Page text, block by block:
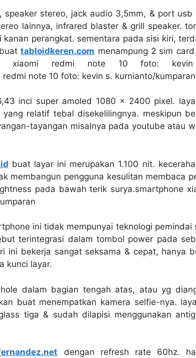
stereo, jack audio 3,5mm, & port usb
lainnya, infrared blaster & grill speaker.
perangkat. sementara pada sisi kiri,
buattabloidkeren.com menampung 2 sim
xiaomi redmi note 10 foto:
note 10 foto: kevin s. kurnianto/kumparan
inci super amoled 1080 x 2400 pixel.
relatif tebal disekelilingnya. meskipun
tayangan misalnya pada youtube atau
buat layar ini merupakan 1.100 nit.
membangun pengguna kesulitan membaca
pada bawah terik surya.smartphone
ini tidak mempunyai teknologi pemindai
terintegrasi dalam tombol power pada
ini bekerja sangat seksama & cepat, hanya
kunci layar.
dalam bagian tengah atas, atau yg
buat menempatkan kamera selfie-nya.
tiga & sudah dilapisi menggunakan
dengan refresh rate 60hz.